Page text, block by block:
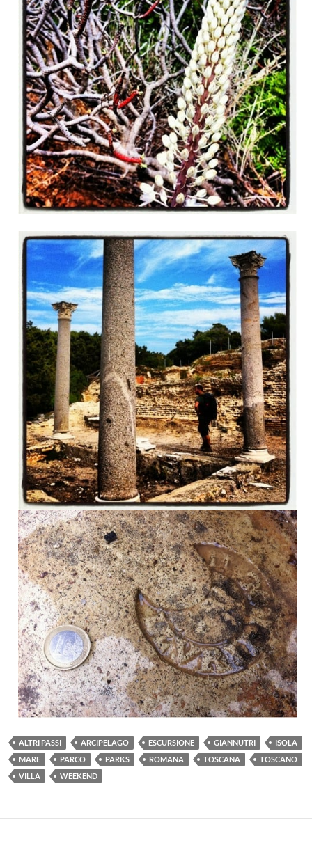
ALTRI PASSI ARCIPELAGO ESCURSIONE GIANNUTRI
ISOLA
MARE
PARCO PARKS ROMANA TOSCANA
TOSCANO
VILLA
WEEKEND